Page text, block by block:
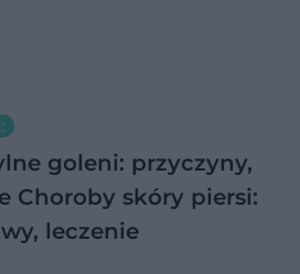
goleni: przyczyny,
Choroby skóry piersi:
leczenie